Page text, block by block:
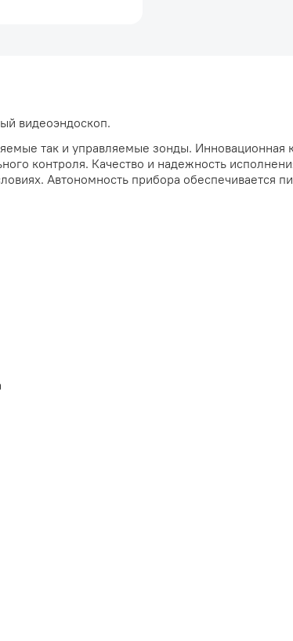
видеоэндоскоп.
так и управляемые зонды. Инновационная
контроля. Качество и надежность
Автономность прибора обеспечивается